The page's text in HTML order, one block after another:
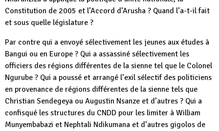
Constitution de 2005 et l’Accord d’Arusha ? Quand l’a-t-il fait
et sous quelle législature ?
Par contre qui a envoyé sélectivement les jeunes aux études à
Bangui ou en Europe ? Qui a assassiné sélectivement les
officiers des régions différentes de la sienne tel que le Colonel
Ngurube ? Qui a poussé et arrangé l’exil sélectif des politiciens
en provenance de régions différentes de la sienne tels que
Christian Sendegeya ou Augustin Nsanze et d’autres ? Qui a
confisqué les structures du CNDD pour les limiter à William
Munyembabazi et Nephtali Ndikumana et d’autres gigolos de